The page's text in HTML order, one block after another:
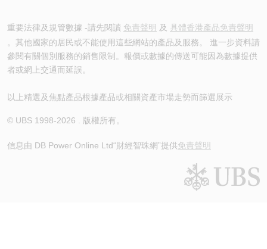
重要法律及規管數據 -請先閱讀 免責聲明 及 具體香港產品免責聲明
。其他國家的居民或不能使用這些網站的產品及服務。 進一步資料請
參閱有關個別服務的銷售限制。報價或數據的傳送可能因為數據提供
者或網上交通而延誤。
以上精選及焦點產品根據產品或相關資產市場走勢而篩選展示
© UBS 1998-2026 . 版權所有。
信息由 DB Power Online Ltd“財經智珠網”提供免責聲明